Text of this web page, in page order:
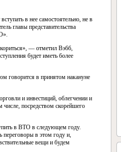
в нее самостоятельно, не в
главы представительства
— отметил Вэбб,
будет иметь более
говорится в принятом накануне
и инвестиций, облегчении и
числе, посредством скорейшего
в ВТО в следующем году.
переговоры в этом году и,
вещи и будем